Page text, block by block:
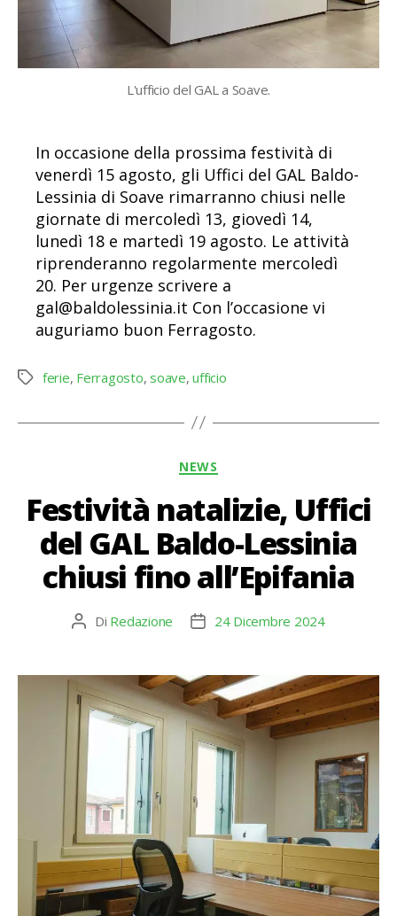
L'ufficio del GAL a Soave.
In occasione della prossima festività di
venerdì 15 agosto, gli Uffici del GAL Baldo-
Lessinia di Soave rimarranno chiusi nelle
giornate di mercoledì 13, giovedì 14,
lunedì 18 e martedì 19 agosto. Le attività
riprenderanno regolarmente mercoledì
20. Per urgenze scrivere a
gal@baldolessinia.it Con l’occasione vi
auguriamo buon Ferragosto.
Tag ferie, Ferragosto,soave,ufficio
Categorie
NEWS
Festività natalizie, Uffici
del GAL Baldo-Lessinia
chiusi fino all’Epifania
Autore
Di Redazione
Data24 Dicembre 2024